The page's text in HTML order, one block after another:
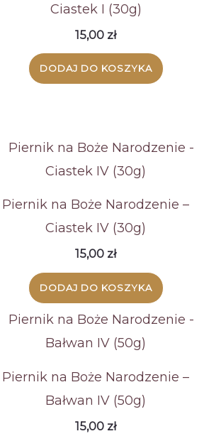
Ciastek I (30g)
15,00 zł
DODAJ DO KOSZYKA
Piernik na Boże Narodzenie –
Ciastek IV (30g)
15,00 zł
DODAJ DO KOSZYKA
Piernik na Boże Narodzenie –
Bałwan IV (50g)
15,00 zł